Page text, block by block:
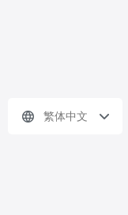
繁体中文